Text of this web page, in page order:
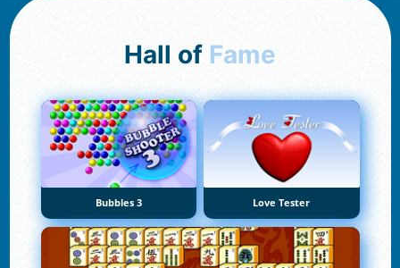
Hall of Fame
Bubbles 3 Love Tester